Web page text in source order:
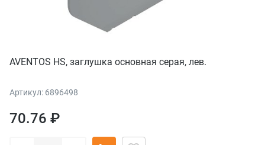
AVENTOS HS, заглушка основная серая, лев.
Артикул: 6896498
70.76 ₽